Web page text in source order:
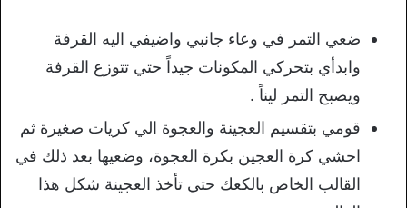
ضعي التمر في وعاء جانبي واضيفي اليه القرفة
وابدأي بتحركي المكونات جيداً حتي تتوزع القرفة
ويصبح التمر ليناً .
قومي بتقسيم العجينة والعجوة الي كريات صغيرة ثم
احشي كرة العجين بكرة العجوة، وضعيها بعد ذلك في
القالب الخاص بالكعك حتي تأخذ العجينة شكل هذا